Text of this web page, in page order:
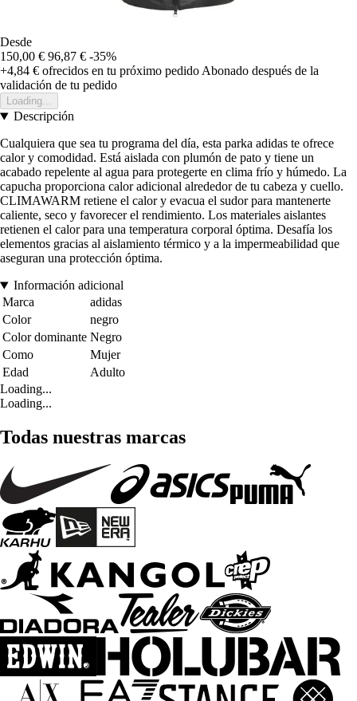
Desde
150,00 € 96,87 € -35%
+4,84 € ofrecidos en tu próximo pedido Abonado después de la
validación de tu pedido
Loading...
Descripción
Cualquiera que sea tu programa del día, esta parka adidas te ofrece
calor y comodidad. Está aislada con plumón de pato y tiene un
acabado repelente al agua para protegerte en clima frío y húmedo. La
capucha proporciona calor adicional alrededor de tu cabeza y cuello.
CLIMAWARM retiene el calor y evacua el sudor para mantenerte
caliente, seco y favorecer el rendimiento. Los materiales aislantes
retienen el calor para una temperatura corporal óptima. Desafía los
elementos gracias al aislamiento térmico y a la impermeabilidad que
aseguran una protección óptima.
Información adicional
Marca
adidas
Color
negro
Color dominante Negro
Como
Mujer
Edad
Adulto
Loading...
Loading...
Todas nuestras marcas